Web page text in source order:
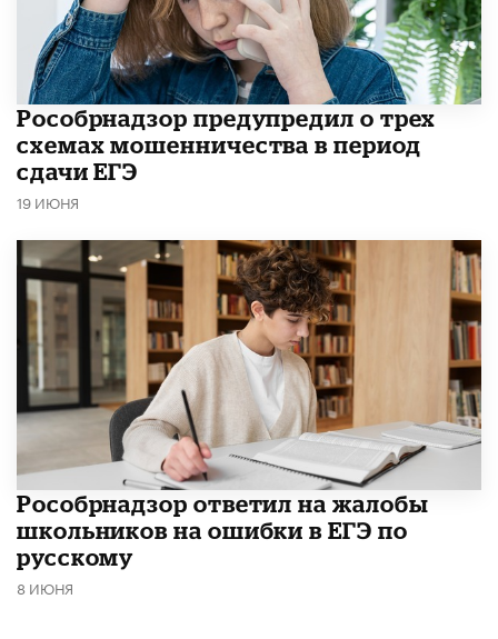
Рособрнадзор предупредил о трех
схемах мошенничества в период
сдачи ЕГЭ
19 ИЮНЯ
Рособрнадзор ответил на жалобы
школьников на ошибки в ЕГЭ по
русскому
8 ИЮНЯ